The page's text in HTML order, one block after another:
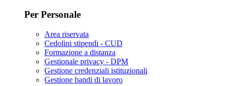
Per Personale
Area riservata
Cedolini stipendi - CUD
Formazione a distanza
Gestionale privacy - DPM
Gestione credenziali istituzionali
Gestione bandi di lavoro